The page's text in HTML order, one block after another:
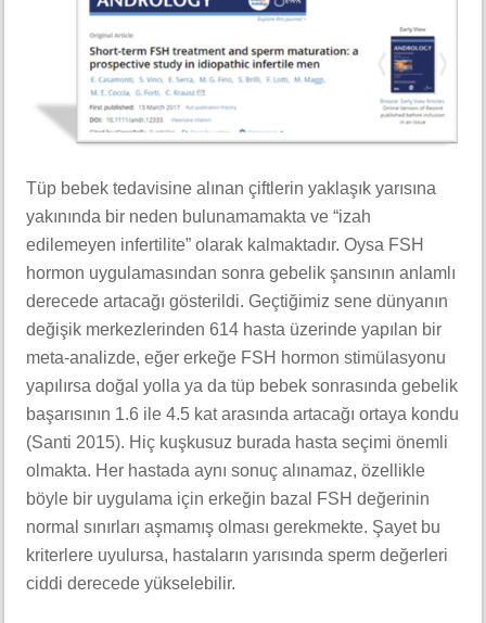
Tüp bebek tedavisine alınan çiftlerin yaklaşık yarısına
yakınında bir neden bulunamamakta ve “izah
edilemeyen infertilite” olarak kalmaktadır. Oysa FSH
hormon uygulamasından sonra gebelik şansının anlamlı
derecede artacağı gösterildi. Geçtiğimiz sene dünyanın
değişik merkezlerinden 614 hasta üzerinde yapılan bir
meta-analizde, eğer erkeğe FSH hormon stimülasyonu
yapılırsa doğal yolla ya da tüp bebek sonrasında gebelik
başarısının 1.6 ile 4.5 kat arasında artacağı ortaya kondu
(Santi 2015). Hiç kuşkusuz burada hasta seçimi önemli
olmakta. Her hastada aynı sonuç alınamaz, özellikle
böyle bir uygulama için erkeğin bazal FSH değerinin
normal sınırları aşmamış olması gerekmekte. Şayet bu
kriterlere uyulursa, hastaların yarısında sperm değerleri
ciddi derecede yükselebilir.